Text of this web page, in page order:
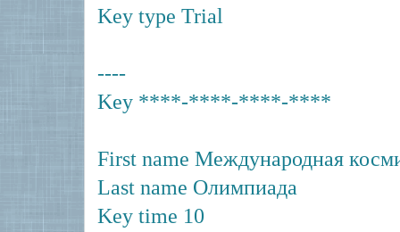
Key type Trial
----
Key ****-****-****-****
First name Международная
Last name Олимпиада
Key time 10